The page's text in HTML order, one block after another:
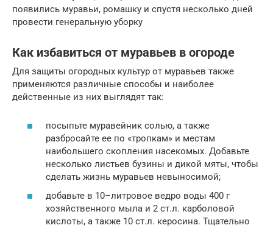
появились муравьи, ромашку и спустя несколько дней
провести генеральную уборку
Как избавиться от муравьев в огороде
Для защиты огородных культур от муравьев также
применяются различные способы и наиболее
действенные из них выглядят так:
посыпьте муравейник солью, а также
разбросайте ее по «тропкам» и местам
наибольшего скопления насекомых. Добавьте
несколько листьев бузины и дикой мяты, чтобы
сделать жизнь муравьев невыносимой;
добавьте в 10–литровое ведро воды 400 г
хозяйственного мыла и 2 ст.л. карболовой
кислоты, а также 10 ст.л. керосина. Тщательно